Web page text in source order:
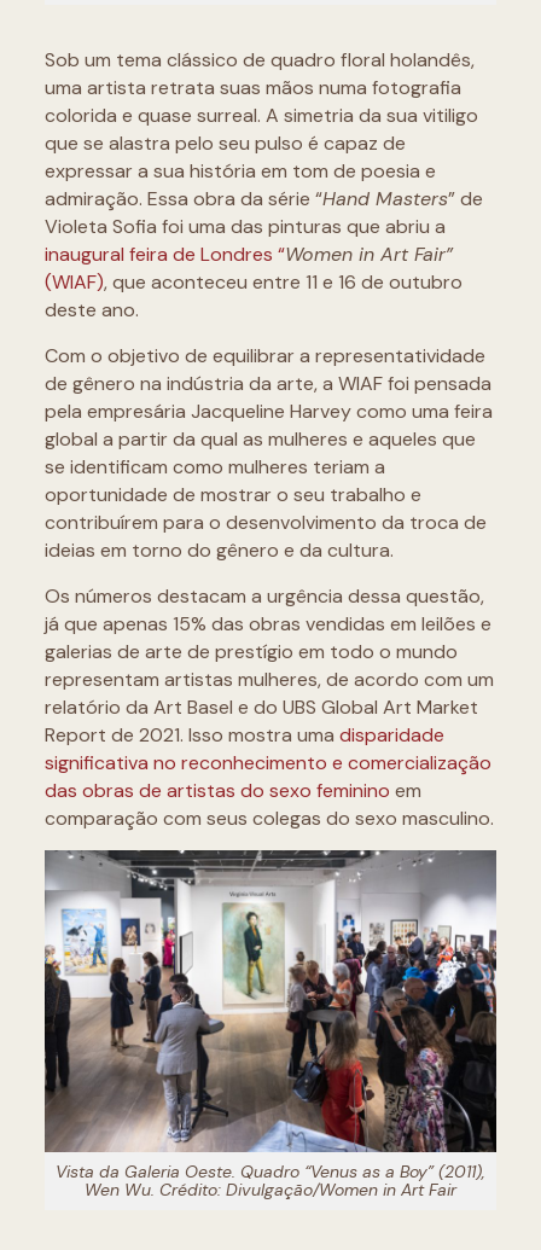
Sob um tema clássico de quadro floral holandês,
uma artista retrata suas mãos numa fotografia
colorida e quase surreal. A simetria da sua vitiligo
que se alastra pelo seu pulso é capaz de
expressar a sua história em tom de poesia e
admiração. Essa obra da série “Hand Masters” de
Violeta Sofia foi uma das pinturas que abriu a
inaugural feira de Londres “Women in Art Fair”
(WIAF), que aconteceu entre 11 e 16 de outubro
deste ano.
Com o objetivo de equilibrar a representatividade
de gênero na indústria da arte, a WIAF foi pensada
pela empresária Jacqueline Harvey como uma feira
global a partir da qual as mulheres e aqueles que
se identificam como mulheres teriam a
oportunidade de mostrar o seu trabalho e
contribuírem para o desenvolvimento da troca de
ideias em torno do gênero e da cultura.
Os números destacam a urgência dessa questão,
já que apenas 15% das obras vendidas em leilões e
galerias de arte de prestígio em todo o mundo
representam artistas mulheres, de acordo com um
relatório da Art Basel e do UBS Global Art Market
Report de 2021. Isso mostra uma disparidade
significativa no reconhecimento e comercialização
das obras de artistas do sexo feminino em
comparação com seus colegas do sexo masculino.
Vista da Galeria Oeste. Quadro “Venus as a Boy” (2011),
Wen Wu. Crédito: Divulgação/Women in Art Fair